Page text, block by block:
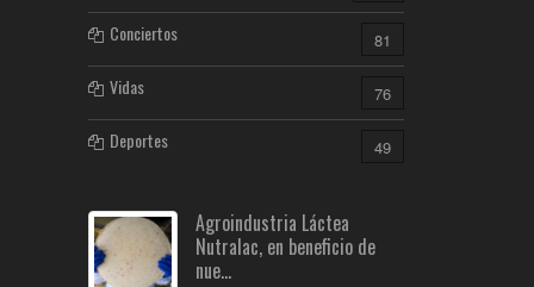
Conciertos 81
Vidas 76
Deportes 49
Agroindustria Láctea
Nutralac, en beneficio de
nue...